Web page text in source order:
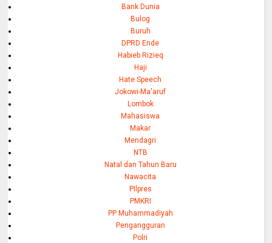
Bank Dunia
Bulog
Buruh
DPRD Ende
Habieb Rizieq
Haji
Hate Speech
Jokowi-Ma'aruf
Lombok
Mahasiswa
Makar
Mendagri
NTB
Natal dan Tahun Baru
Nawacita
PIlpres
PMKRI
PP Muhammadiyah
Pengangguran
Polri